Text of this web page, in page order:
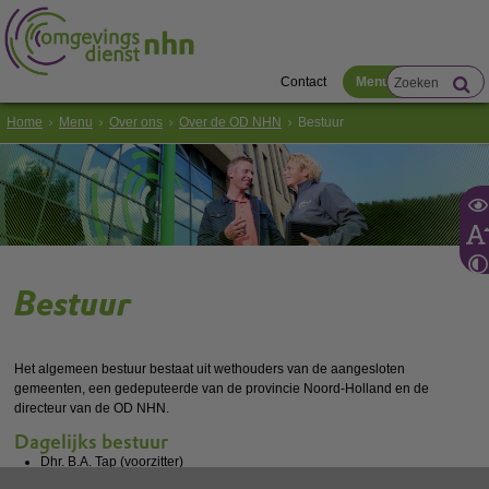
Contact Menu
Home Menu Over ons Over de OD NHN Bestuur
Bestuur
Het algemeen bestuur bestaat uit wethouders van de aangesloten
gemeenten, een gedeputeerde van de provincie Noord-Holland en de
directeur van de OD NHN.
Dagelijks bestuur
Dhr. B.A. Tap (voorzitter)